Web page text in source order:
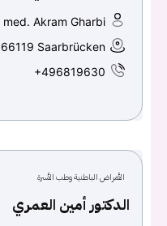
med. Akram Gharbi
Saarbrücken
+496819630
الأمراض الباطنية وطب الأسرة
الدكتور أمين العمري